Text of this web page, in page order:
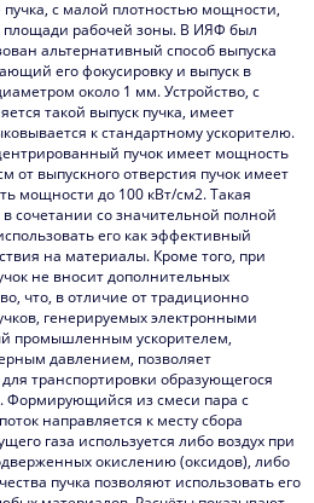
с малой плотностью мощности,
площади рабочей зоны. В ИЯФ был
альтернативный способ выпуска
его фокусировку и выпуск в
около 1 мм. Устройство, с
такой выпуск пучка, имеет
к стандартному ускорителю.
пучок имеет мощность
от выпускного отверстия пучок имеет
мощности до 100 кВт/см2. Такая
сочетании со значительной полной
его как эффективный
на материалы. Кроме того, при
не вносит дополнительных
что, в отличие от традиционно
генерируемых электронными
промышленным ускорителем,
давлением, позволяет
транспортировки образующегося
Формирующийся из смеси пара с
направляется к месту сбора
газа используется либо воздух при
окислению (оксидов), либо
пучка позволяют использовать его